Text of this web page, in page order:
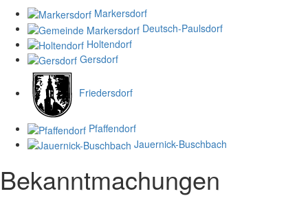
Markersdorf
Deutsch-Paulsdorf
Holtendorf
Gersdorf
Friedersdorf
Pfaffendorf
Jauernick-Buschbach
Bekanntmachungen